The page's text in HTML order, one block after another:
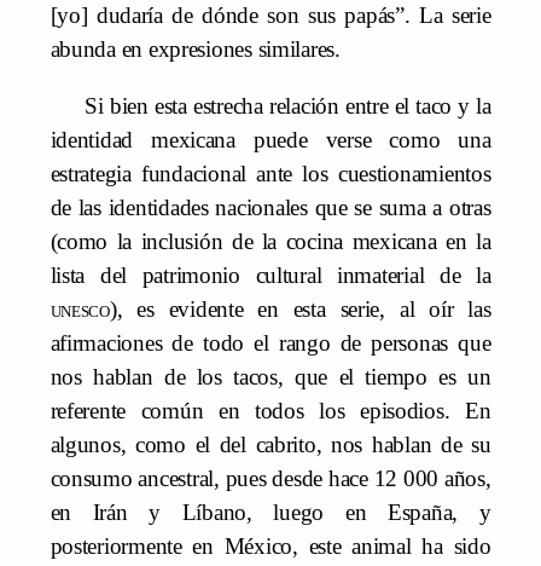
[yo] dudaría de dónde son sus papás”. La serie
abunda en expresiones similares.
Si bien esta estrecha relación entre el taco y la
identidad mexicana puede verse como una
estrategia fundacional ante los cuestionamientos
de las identidades nacionales que se suma a otras
(como la inclusión de la cocina mexicana en la
lista del patrimonio cultural inmaterial de la
unesco), es evidente en esta serie, al oír las
afirmaciones de todo el rango de personas que
nos hablan de los tacos, que el tiempo es un
referente común en todos los episodios. En
algunos, como el del cabrito, nos hablan de su
consumo ancestral, pues desde hace 12 000 años,
en Irán y Líbano, luego en España, y
posteriormente en México, este animal ha sido